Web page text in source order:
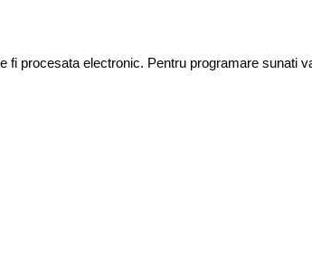
procesata electronic. Pentru programare sunati